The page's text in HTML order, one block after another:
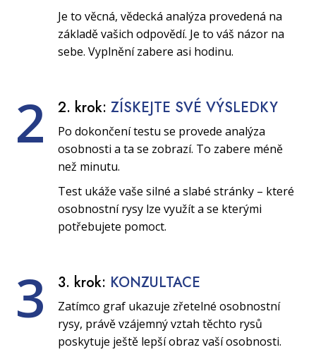
Je to věcná, vědecká analýza provedená na
základě vašich odpovědí. Je to váš názor na
sebe. Vyplnění zabere asi hodinu.
2 2. krok: ZÍSKEJTE SVÉ VÝSLEDKY
Po dokončení testu se provede analýza
osobnosti a ta se zobrazí. To zabere méně
než minutu.
Test ukáže vaše silné a slabé stránky – které
osobnostní rysy lze využít a se kterými
potřebujete pomoct.
3 3. krok: KONZULTACE
Zatímco graf ukazuje zřetelné osobnostní
rysy, právě vzájemný vztah těchto rysů
poskytuje ještě lepší obraz vaší osobnosti.